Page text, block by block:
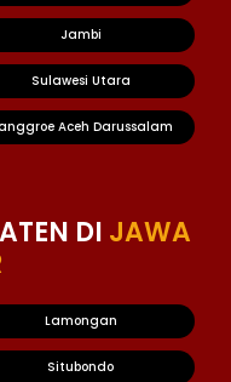
Jambi
Sulawesi Utara
Aceh Darussalam
DI JAWA
Lamongan
Situbondo